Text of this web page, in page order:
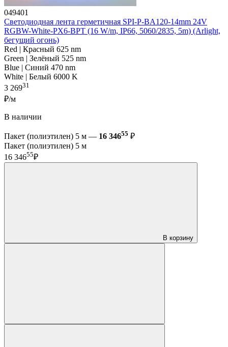
049401
Светодиодная лента герметичная SPI-P-BA120-14mm 24V
RGBW-White-PX6-BPT (16 W/m, IP66, 5060/2835, 5m) (Arlight,
бегущий огонь)
Red | Красный 625 nm
Green | Зелёный 525 nm
Blue | Синий 470 nm
White | Белый 6000 K
3 26931
₽/м
В наличии
Пакет (полиэтилен) 5 м — 16 34655 ₽
Пакет (полиэтилен) 5 м
16 34655₽
В корзину